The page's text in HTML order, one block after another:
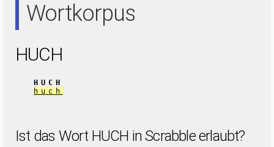
Wortkorpus
HUCH
HUCH
huch
Ist das Wort HUCH in Scrabble erlaubt?